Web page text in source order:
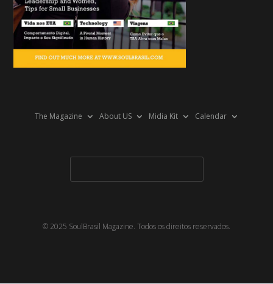
The Magazine About US Midia Kit Calendar
© 2025 SoulBrasil Magazine. Todos os direitos reservados.